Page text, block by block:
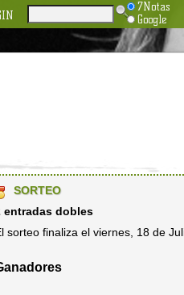
7Notas
Google
SORTEO
entradas dobles
sorteo finaliza el viernes, 18 de